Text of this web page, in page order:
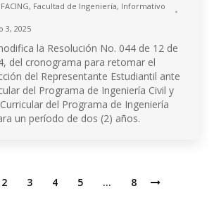
FACING, Facultad de Ingeniería, Informativo
3, 2025
la Resolución No. 044 de 12 de
del cronograma para retomar el
del Representante Estudiantil ante
del Programa de Ingeniería Civil y
del Programa de Ingeniería
un período de dos (2) años.
2 3 4 5 … 8